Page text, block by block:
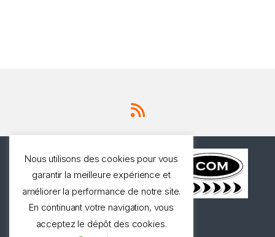
nous!
Nous utilisons des cookies pour vous
garantir la meilleure expérience et
améliorer la performance de notre site.
En continuant votre navigation, vous
acceptez le dépôt des cookies.